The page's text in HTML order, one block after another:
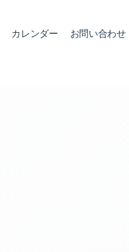
カレンダー お問い合わせ